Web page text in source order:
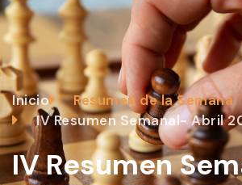
Inicio
Resumen de la Semana
IV Resumen Semanal- Abril
IV Resumen